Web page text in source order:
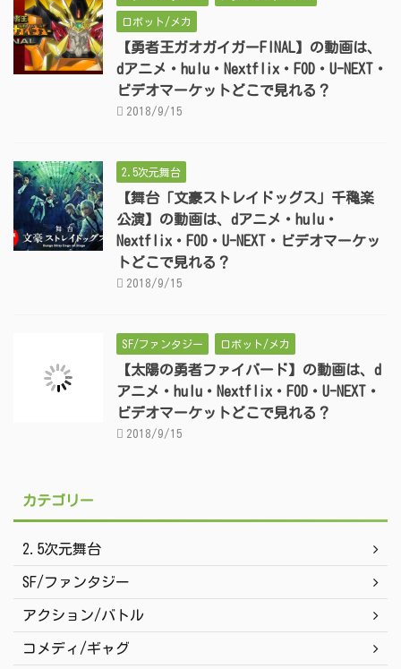
ロボット/メカ
【勇者王ガオガイガーFINAL】の動画は、
dアニメ・hulu・Nextflix・FOD・U-NEXT・
ビデオマーケットどこで見れる？
2018/9/15
2.5次元舞台
【舞台「文豪ストレイドッグス」千穐楽
公演】の動画は、dアニメ・hulu・
Nextflix・FOD・U-NEXT・ビデオマーケッ
トどこで見れる？
2018/9/15
SF/ファンタジー ロボット/メカ
【太陽の勇者ファイバード】の動画は、d
アニメ・hulu・Nextflix・FOD・U-NEXT・
ビデオマーケットどこで見れる？
2018/9/15
カテゴリー
2.5次元舞台
SF/ファンタジー
アクション/バトル
コメディ/ギャグ